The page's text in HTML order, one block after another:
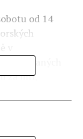
od 14
za mír,
ale
modelu